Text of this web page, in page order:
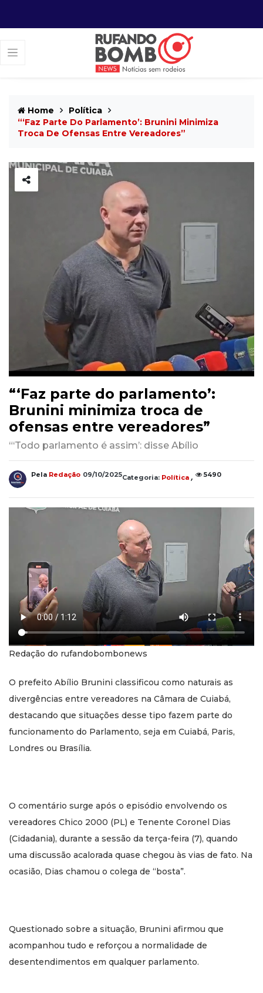
Home
Política
“‘Faz Parte Do Parlamento’: Brunini Minimiza
Troca De Ofensas Entre Vereadores”
“‘Faz parte do parlamento’:
Brunini minimiza troca de
ofensas entre vereadores”
“‘Todo parlamento é assim’: disse Abílio
Pela Redação 09/10/2025Categoria: Política , 5490
Redação do rufandobombonews
O prefeito Abílio Brunini classificou como naturais as
divergências entre vereadores na Câmara de Cuiabá,
destacando que situações desse tipo fazem parte do
funcionamento do Parlamento, seja em Cuiabá, Paris,
Londres ou Brasília.
O comentário surge após o episódio envolvendo os
vereadores Chico 2000 (PL) e Tenente Coronel Dias
(Cidadania), durante a sessão da terça-feira (7), quando
uma discussão acalorada quase chegou às vias de fato. Na
ocasião, Dias chamou o colega de “bosta”.
Questionado sobre a situação, Brunini afirmou que
acompanhou tudo e reforçou a normalidade de
desentendimentos em qualquer parlamento.